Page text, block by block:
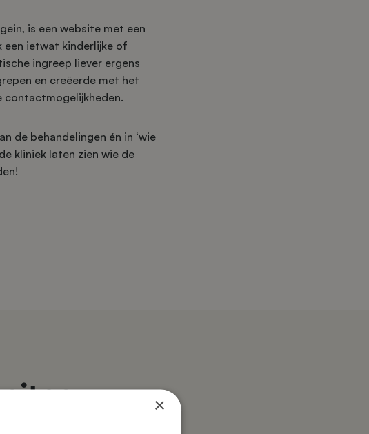
is een website met een
een ietwat kinderlijke of
ingreep liever ergens
en creëerde met het
contactmogelijkheden.
de behandelingen én in ‘wie
kliniek laten zien wie de
×